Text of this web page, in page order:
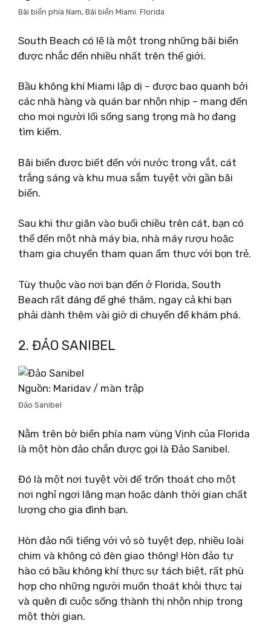
Bãi biển phía Nam, Bãi biển Miami. Florida
South Beach có lẽ là một trong những bãi biển
được nhắc đến nhiều nhất trên thế giới.
Bầu không khí Miami lập dị – được bao quanh bởi
các nhà hàng và quán bar nhộn nhịp – mang đến
cho mọi người lối sống sang trọng mà họ đang
tìm kiếm.
Bãi biển được biết đến với nước trong vắt, cát
trắng sáng và khu mua sắm tuyệt vời gần bãi
biển.
Sau khi thư giãn vào buổi chiều trên cát, bạn có
thể đến một nhà máy bia, nhà máy rượu hoặc
tham gia chuyến tham quan ẩm thực với bọn trẻ.
Tùy thuộc vào nơi bạn đến ở Florida, South
Beach rất đáng để ghé thăm, ngay cả khi bạn
phải dành thêm vài giờ di chuyển để khám phá.
2. ĐẢO SANIBEL
Nguồn: Maridav / màn trập
Đảo Sanibel
Nằm trên bờ biển phía nam vùng Vịnh của Florida
là một hòn đảo chắn được gọi là Đảo Sanibel.
Đó là một nơi tuyệt vời để trốn thoát cho một
nơi nghỉ ngơi lãng mạn hoặc dành thời gian chất
lượng cho gia đình bạn.
Hòn đảo nổi tiếng với vỏ sò tuyệt đẹp, nhiều loài
chim và không có đèn giao thông! Hòn đảo tự
hào có bầu không khí thực sự tách biệt, rất phù
hợp cho những người muốn thoát khỏi thực tại
và quên đi cuộc sống thành thị nhộn nhịp trong
một thời gian.